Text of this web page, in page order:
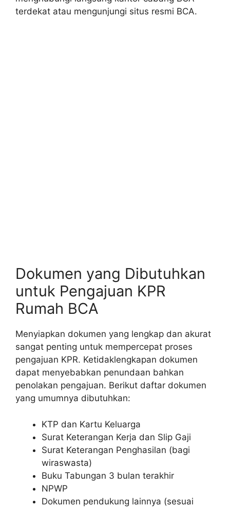
terdekat atau mengunjungi situs resmi BCA.
Dokumen yang Dibutuhkan
untuk Pengajuan KPR
Rumah BCA
Menyiapkan dokumen yang lengkap dan akurat
sangat penting untuk mempercepat proses
pengajuan KPR. Ketidaklengkapan dokumen
dapat menyebabkan penundaan bahkan
penolakan pengajuan. Berikut daftar dokumen
yang umumnya dibutuhkan:
KTP dan Kartu Keluarga
Surat Keterangan Kerja dan Slip Gaji
Surat Keterangan Penghasilan (bagi
wiraswasta)
Buku Tabungan 3 bulan terakhir
NPWP
Dokumen pendukung lainnya (sesuai